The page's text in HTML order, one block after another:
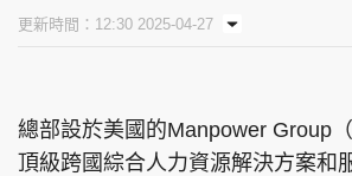
東周刊 cazbuyer
更新時間：12:30 2025-04-27
總部設於美國的Manpower Group
頂級跨國綜合人力資源解決方案和